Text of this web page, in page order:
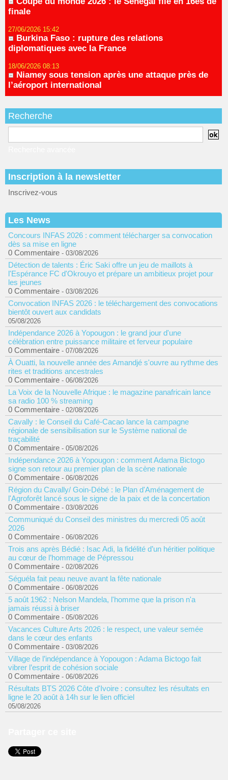
finale
27/06/2026 15:42
Burkina Faso : rupture des relations
diplomatiques avec la France
18/06/2026 08:13
Niamey sous tension après une attaque près de
l’aéroport international
Recherche
Inscription à la newsletter
Inscrivez-vous
Les News
Concours INFAS 2026 : comment télécharger sa convocation
dès sa mise en ligne
0 Commentaire - 03/08/2026
Détection de talents : Éric Saki offre un jeu de maillots à
l'Espérance FC d'Okrouyo et prépare un ambitieux projet pour
les jeunes
0 Commentaire - 03/08/2026
Convocation INFAS 2026 : le téléchargement des convocations
bientôt ouvert aux candidats
05/08/2026
Indépendance 2026 à Yopougon : le grand jour d'une
célébration entre puissance militaire et ferveur populaire
0 Commentaire - 07/08/2026
À Ouatti, la nouvelle année des Amandjé s'ouvre au rythme des
rites et traditions ancestrales
0 Commentaire - 06/08/2026
La Voix de la Nouvelle Afrique : le magazine panafricain lance
sa radio 100 % streaming
0 Commentaire - 02/08/2026
Cavally : le Conseil du Café-Cacao lance la campagne
régionale de sensibilisation sur le Système national de
traçabilité
0 Commentaire - 05/08/2026
Indépendance 2026 à Yopougon : comment Adama Bictogo
signe son retour au premier plan de la scène nationale
0 Commentaire - 06/08/2026
Région du Cavally/ Goin-Débé : le Plan d'Aménagement de
l'Agroforêt lancé sous le signe de la paix et de la concertation
0 Commentaire - 03/08/2026
Communiqué du Conseil des ministres du mercredi 05 août
2026
0 Commentaire - 06/08/2026
Trois ans après Bédié : Isac Adi, la fidélité d’un héritier politique
au cœur de l’hommage de Pépressou
0 Commentaire - 02/08/2026
Séguéla fait peau neuve avant la fête nationale
0 Commentaire - 06/08/2026
5 août 1962 : Nelson Mandela, l'homme que la prison n'a
jamais réussi à briser
0 Commentaire - 05/08/2026
Vacances Culture Arts 2026 : le respect, une valeur semée
dans le cœur des enfants
0 Commentaire - 03/08/2026
Village de l’indépendance à Yopougon : Adama Bictogo fait
vibrer l’esprit de cohésion sociale
0 Commentaire - 06/08/2026
Résultats BTS 2026 Côte d'Ivoire : consultez les résultats en
ligne le 20 août à 14h sur le lien officiel
05/08/2026